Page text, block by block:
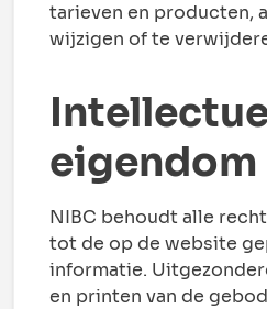
tarieven en producten,
wijzigen of te
eigendom
NIBC behoudt alle
tot de op de website
informatie.
en printen van de